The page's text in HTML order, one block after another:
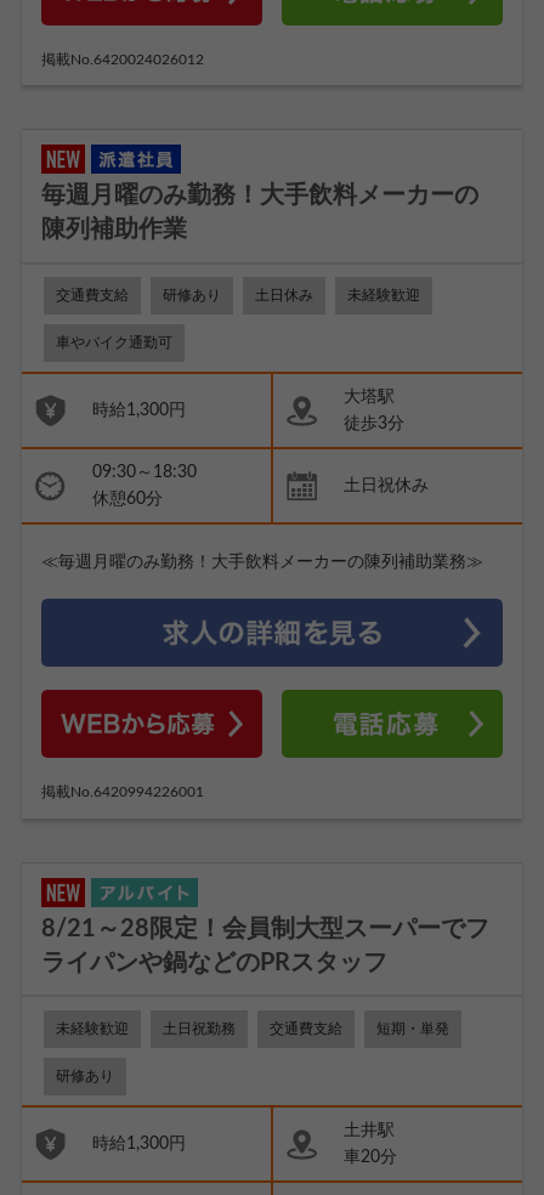
掲載No.6420024026012
毎週月曜のみ勤務！大手飲料メーカーの
陳列補助作業
交通費支給 研修あり 土日休み 未経験歓迎
車やバイク通勤可
時給1,300円
大塔駅
徒歩3分
09:30～18:30
休憩60分
土日祝休み
≪毎週月曜のみ勤務！大手飲料メーカーの陳列補助業務≫
掲載No.6420994226001
8/21～28限定！会員制大型スーパーでフ
ライパンや鍋などのPRスタッフ
未経験歓迎 土日祝勤務 交通費支給 短期・単発
研修あり
時給1,300円
土井駅
車20分